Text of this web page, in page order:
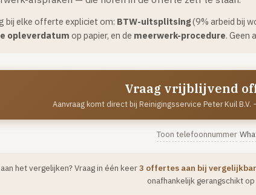
bij elke offerte expliciet om: BTW-uitsplitsing(9% arbeid bij
opleverdatum op papier, en de meerwerk-procedure. Geen
Vraag vrijblijvend
Aanvraag komt direct bij Reinigingsservice Peter Kuil
Toon telefoonnummer·
het vergelijken? Vraag in één keer3 offertes aan bij
onafhankelijk gerangschikt